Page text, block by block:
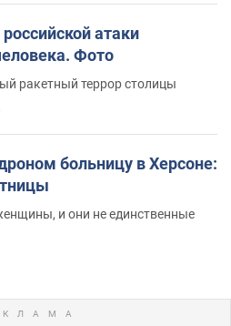
атаки
Фото
ракетный террор столицы
больницу в Херсоне:
и они не единственные